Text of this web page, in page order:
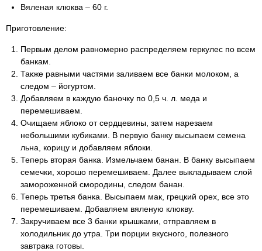
Вяленая клюква – 60 г.
Приготовление:
Первым делом равномерно распределяем геркулес по всем
банкам.
Также равными частями заливаем все банки молоком, а
следом – йогуртом.
Добавляем в каждую баночку по 0,5 ч. л. меда и
перемешиваем.
Очищаем яблоко от сердцевины, затем нарезаем
небольшими кубиками. В первую банку высыпаем семена
льна, корицу и добавляем яблоки.
Теперь вторая банка. Измельчаем банан. В банку высыпаем
семечки, хорошо перемешиваем. Далее выкладываем слой
замороженной смородины, следом банан.
Теперь третья банка. Высыпаем мак, грецкий орех, все это
перемешиваем. Добавляем вяленую клюкву.
Закручиваем все 3 банки крышками, отправляем в
холодильник до утра. Три порции вкусного, полезного
завтрака готовы.